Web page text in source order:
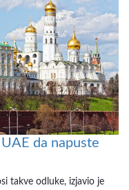
da napuste
takve odluke, izjavio je